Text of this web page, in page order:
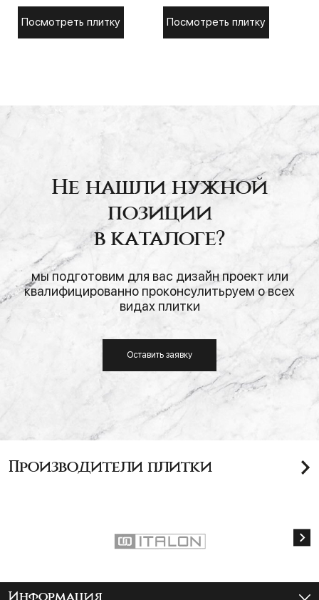
Посмотреть плитку Посмотреть плитку
Не нашли нужной
позиции
в каталоге?
мы подготовим для вас дизайн проект или
квалифицированно проконсулитьруем о всех
видах плитки
Оставить заявку
Производители плитки
Информация